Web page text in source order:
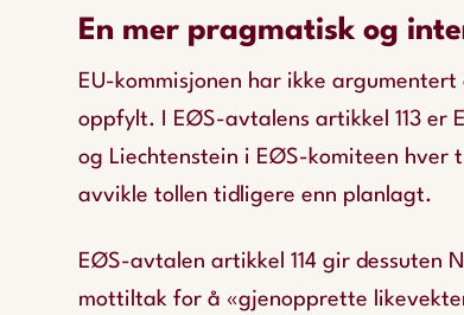
En mer pragmatisk og
EU-kommisjonen har ikke
oppfylt. I EØS-avtalens artikkel 113
og Liechtenstein i EØS-komiteen hver
avvikle tollen tidligere enn planlagt.
EØS-avtalen artikkel 114 gir dessuten
mottiltak for å «gjenopprette